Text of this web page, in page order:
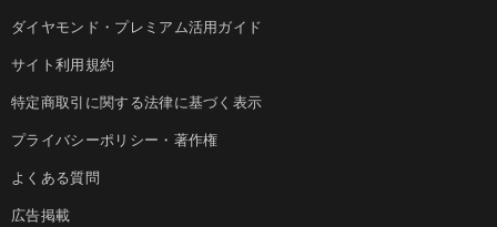
ダイヤモンド・プレミアム活用ガイド
サイト利用規約
特定商取引に関する法律に基づく表示
プライバシーポリシー・著作権
よくある質問
広告掲載